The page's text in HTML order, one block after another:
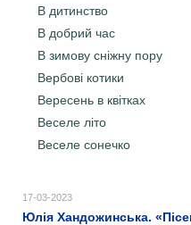
В дитинство
В добрий час
В зимову сніжну пору
Вербові котики
Вересень в квітках
Веселе літо
Веселе сонечко
17-03-2023
Юлія Хандожинська.